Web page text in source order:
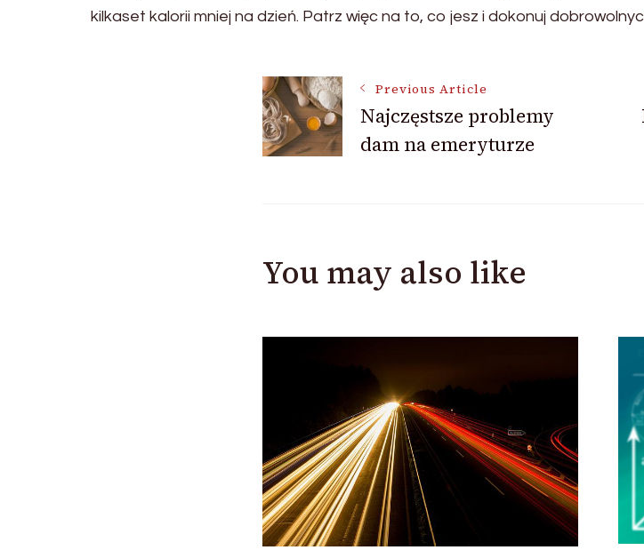
kilkaset kalorii mniej na dzień. Patrz więc na to, co jesz i dokonuj
Post
Navigation
Previous Article
Najczęstsze problemy
dam na emeryturze
You may also like